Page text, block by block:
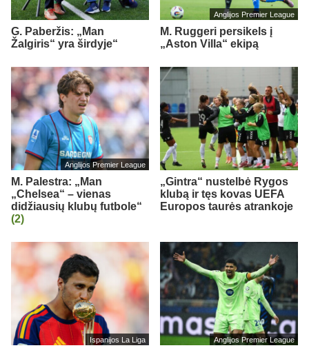
G. Paberžis: „Man
Žalgiris“ yra širdyje“
Anglijos Premier League
M. Ruggeri persikels į
„Aston Villa“ ekipą
Anglijos Premier League
M. Palestra: „Man
„Chelsea“ – vienas
didžiausių klubų futbole“
(2)
„Gintra“ nustelbė Rygos
klubą ir tęs kovas UEFA
Europos taurės atrankoje
Ispanijos La Liga Anglijos Premier League